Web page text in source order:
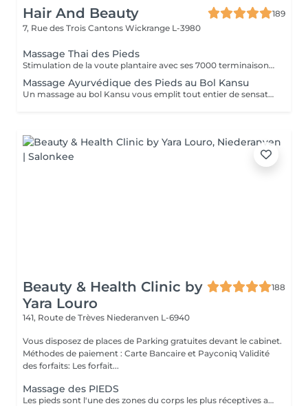
Hair And Beauty
189
7, Rue des Trois Cantons Wickrange L-3980
Massage Thai des Pieds
Stimulation de la voute plantaire avec ses 7000 terminaisons nerveuses. Efficace et profond, il apaise l'ensemble du corps.
Massage Ayurvédique des Pieds au Bol Kansu
Un massage au bol Kansu vous emplit tout entier de sensations douces et apaisantes. Il vise à traiter non seulement les points réflexes des pieds mais en même temps les cinq éléments.
Beauty & Health Clinic by
Yara Louro
188
141, Route de Trèves Niederanven L-6940
Vous disposez de places de Parking gratuites devant le cabinet.
Méthodes de paiement : Carte Bancaire et Payconiq Validité
des forfaits: Les forfait...
Massage des PIEDS
Les pieds sont l'une des zones du corps les plus réceptives au massage. Sous la pression des mains du thérapeute le massage des pieds permet de soulager vos maux, des pieds à la tête. Réceptifs et sensibles au toucher, vos pieds ressentent profondément les bienfaits apaisants d'un massage. Pour une détente entière du corps, une sensation de légèreté et une relaxation profonde, lâchez prise et laissez le professionnel agir sur vos pieds. Grâce aux pressions et massages, retrouvez votre équilibre profond, évacuez les tensions et évacuez le stress accumulé. Agissant aussi sur vos hormones, le massage des pieds ne soulage pas seulement votre corps, mais aussi votre esprit.